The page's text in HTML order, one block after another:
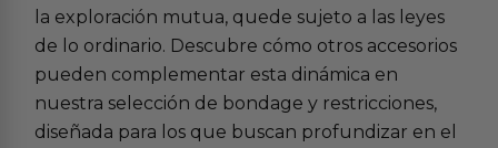
la exploración mutua, quede sujeto a las leyes
de lo ordinario. Descubre cómo otros accesorios
pueden complementar esta dinámica en
nuestra selección de bondage y restricciones,
diseñada para los que buscan profundizar en el